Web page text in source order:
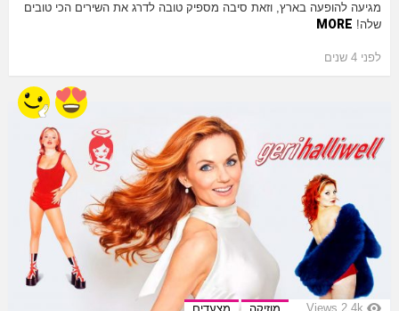
מגיעה להופעה בארץ, וזאת סיבה מספיק טובה לדרג את השירים הכי טובים
שלה! MORE
לפני 4 שנים
2.4k
Views